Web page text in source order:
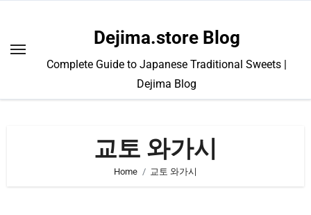
content
Dejima.store Blog
Complete Guide to Japanese Traditional Sweets |
Dejima Blog
교토 와가시
Home 교토 와가시